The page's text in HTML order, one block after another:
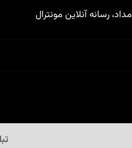
مداد، رسانه آنلاین مونترال